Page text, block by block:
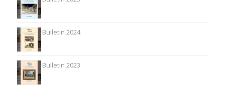
Bulletin 2024
Bulletin 2023